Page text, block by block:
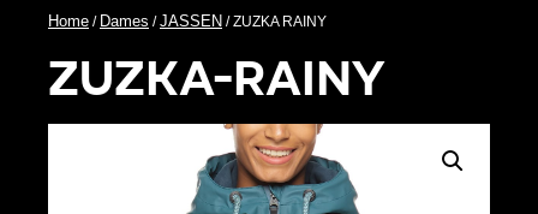
Home / Dames /JASSEN / ZUZKA RAINY
zuzka-rainy